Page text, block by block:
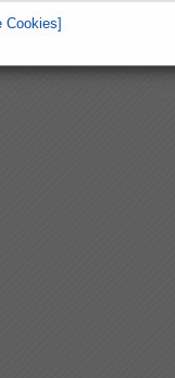
Cookies]